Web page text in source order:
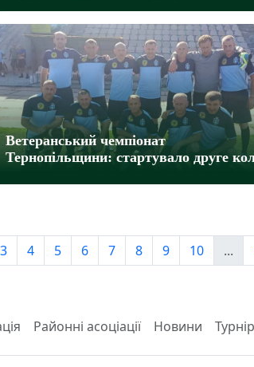
Ветеранський чемпіонат
Тернопільщини: стартувало друге
3 4 5 6 7 8 9 10 ...
Районні асоціації Новини